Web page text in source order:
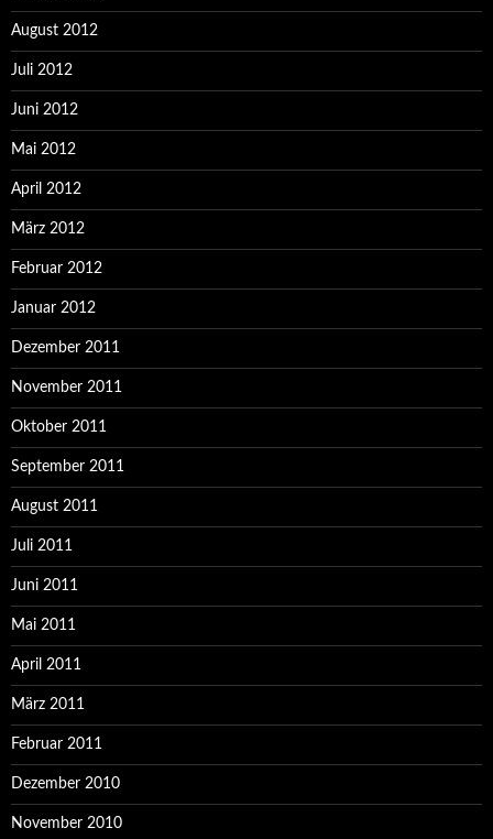
August 2012
Juli 2012
Juni 2012
Mai 2012
April 2012
März 2012
Februar 2012
Januar 2012
Dezember 2011
November 2011
Oktober 2011
September 2011
August 2011
Juli 2011
Juni 2011
Mai 2011
April 2011
März 2011
Februar 2011
Dezember 2010
November 2010